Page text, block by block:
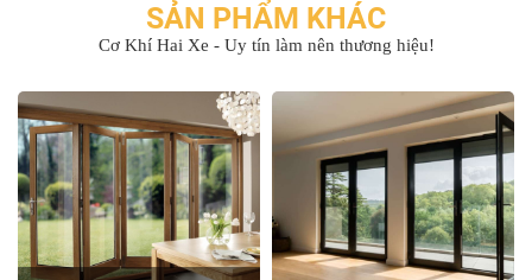
SẢN PHẨM KHÁC
Cơ Khí Hai Xe - Uy tín làm nên thương hiệu!